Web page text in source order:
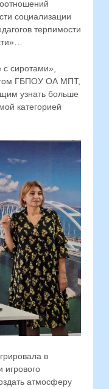
социализации
терпимости
с сиротами»,
ГБПОУ ОА МПТ,
узнать больше
категорией
в
игрового
атмосферу